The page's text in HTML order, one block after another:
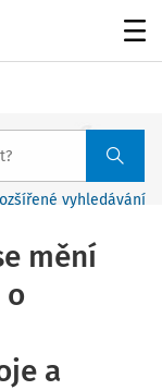
vyhledávání
mění
o
a